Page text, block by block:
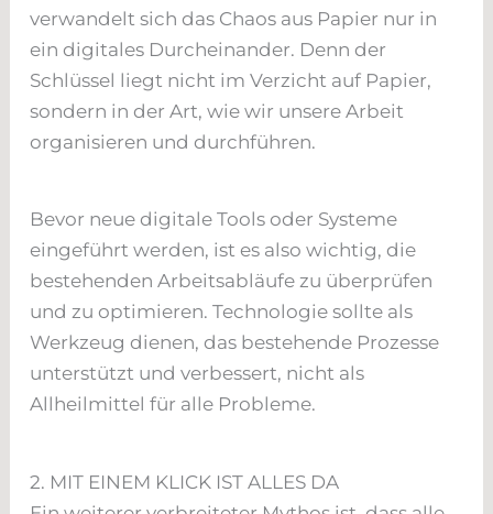
verwandelt sich das Chaos aus Papier nur in
ein digitales Durcheinander. Denn der
Schlüssel liegt nicht im Verzicht auf Papier,
sondern in der Art, wie wir unsere Arbeit
organisieren und durchführen.
Bevor neue digitale Tools oder Systeme
eingeführt werden, ist es also wichtig, die
bestehenden Arbeitsabläufe zu überprüfen
und zu optimieren. Technologie sollte als
Werkzeug dienen, das bestehende Prozesse
unterstützt und verbessert, nicht als
Allheilmittel für alle Probleme.
2. MIT EINEM KLICK IST ALLES DA